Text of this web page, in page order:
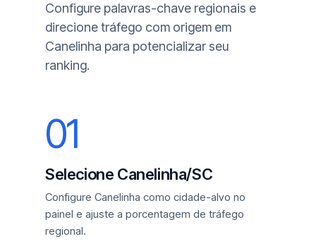
Configure palavras-chave regionais e
direcione tráfego com origem em
Canelinha para potencializar seu
ranking.
01
Selecione Canelinha/SC
Configure Canelinha como cidade-alvo no
painel e ajuste a porcentagem de tráfego
regional.